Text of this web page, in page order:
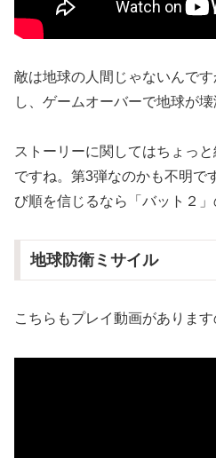
敵は地球の人間じゃないんで
し、ゲームオーバーで地球が
ストーリーに関してはちょっ
ですね。第3弾なのかも不明で
び順を信じるなら「バット２
地球防衛ミサイル
こちらもプレイ動画があります